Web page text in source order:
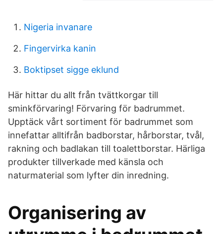
Nigeria invanare
Fingervirka kanin
Boktipset sigge eklund
Här hittar du allt från tvättkorgar till
sminkförvaring! Förvaring för badrummet.
Upptäck vårt sortiment för badrummet som
innefattar alltifrån badborstar, hårborstar, tvål,
rakning och badlakan till toalettborstar. Härliga
produkter tillverkade med känsla och
naturmaterial som lyfter din inredning.
Organisering av